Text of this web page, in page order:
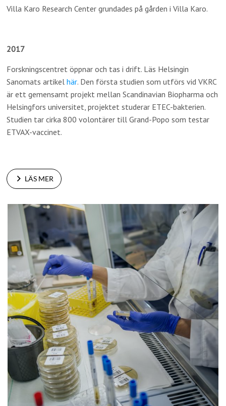
Villa Karo Research Center grundades på gården i Villa Karo.
2017
Forskningscentret öppnar och tas i drift. Läs Helsingin
Sanomats artikel här. Den första studien som utförs vid VKRC
är ett gemensamt projekt mellan Scandinavian Biopharma och
Helsingfors universitet, projektet studerar ETEC-bakterien.
Studien tar cirka 800 volontärer till Grand-Popo som testar
ETVAX-vaccinet.
LÄS MER